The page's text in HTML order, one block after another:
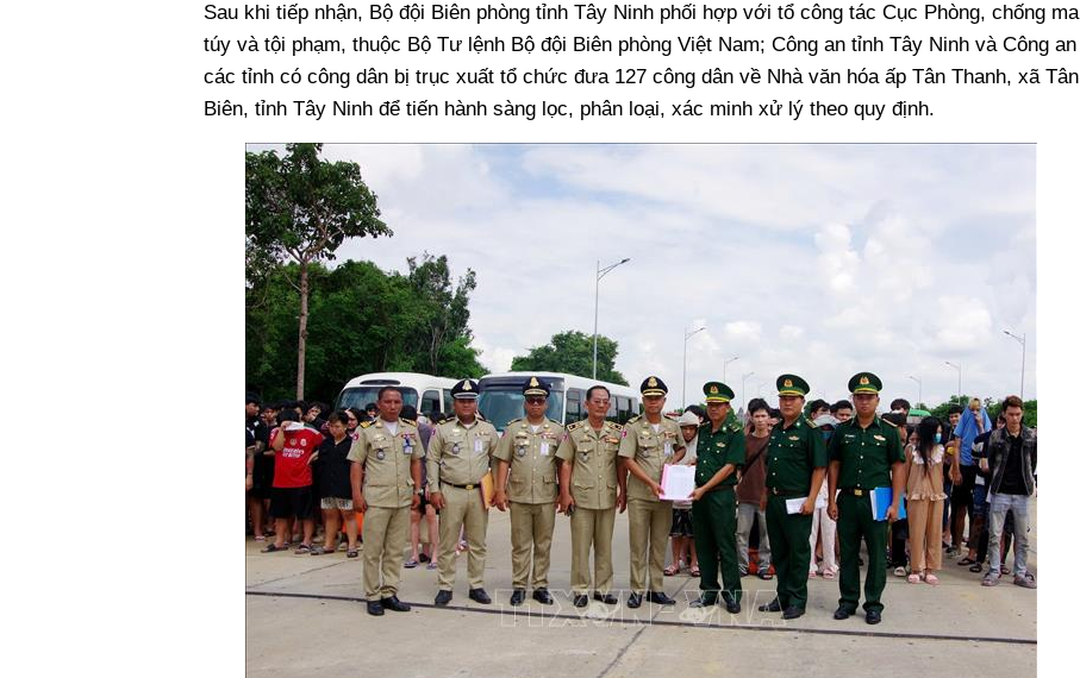
Sau khi tiếp nhận, Bộ đội Biên phòng tỉnh Tây Ninh phối hợp với tổ công tác Cục Phòng, chống ma
túy và tội phạm, thuộc Bộ Tư lệnh Bộ đội Biên phòng Việt Nam; Công an tỉnh Tây Ninh và Công an
các tỉnh có công dân bị trục xuất tổ chức đưa 127 công dân về Nhà văn hóa ấp Tân Thanh, xã Tân
Biên, tỉnh Tây Ninh để tiến hành sàng lọc, phân loại, xác minh xử lý theo quy định.